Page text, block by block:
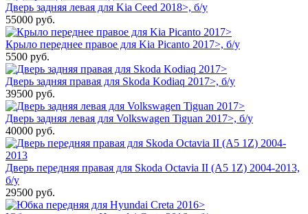
Дверь задняя левая для Kia Ceed 2018>, б/у
55000 руб.
Крыло переднее правое для Kia Picanto 2017>, б/у
5500 руб.
Дверь задняя правая для Skoda Kodiaq 2017>, б/у
39500 руб.
Дверь задняя левая для Volkswagen Tiguan 2017>, б/у
40000 руб.
Дверь передняя правая для Skoda Octavia II (A5 1Z) 2004-2013,
б/у
29500 руб.